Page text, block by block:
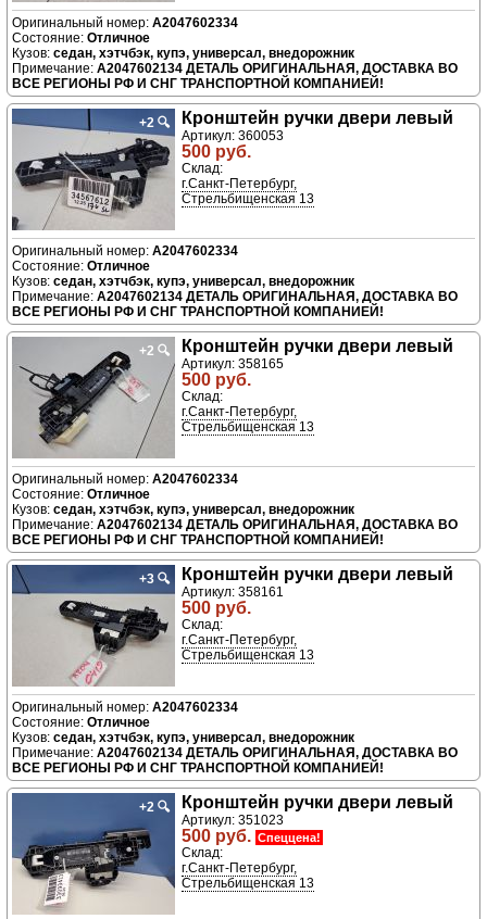
A2047602334
Отличное
седан, хэтчбэк, купэ, универсал, внедорожник
A2047602134 ДЕТАЛЬ ОРИГИНАЛЬНАЯ, ДОСТАВКА ВО
ВСЕ РЕГИОНЫ РФ И СНГ ТРАНСПОРТНОЙ КОМПАНИЕЙ!
+2 🔍 Кронштейн ручки двери левый
Артикул: 360053
500 руб.
Склад:
г.Санкт-Петербург,
Стрельбищенская 13
A2047602334
Отличное
седан, хэтчбэк, купэ, универсал, внедорожник
A2047602134 ДЕТАЛЬ ОРИГИНАЛЬНАЯ, ДОСТАВКА ВО
ВСЕ РЕГИОНЫ РФ И СНГ ТРАНСПОРТНОЙ КОМПАНИЕЙ!
+2 🔍 Кронштейн ручки двери левый
Артикул: 358165
500 руб.
Склад:
г.Санкт-Петербург,
Стрельбищенская 13
A2047602334
Отличное
седан, хэтчбэк, купэ, универсал, внедорожник
A2047602134 ДЕТАЛЬ ОРИГИНАЛЬНАЯ, ДОСТАВКА ВО
ВСЕ РЕГИОНЫ РФ И СНГ ТРАНСПОРТНОЙ КОМПАНИЕЙ!
+3 🔍 Кронштейн ручки двери левый
Артикул: 358161
500 руб.
Склад:
г.Санкт-Петербург,
Стрельбищенская 13
A2047602334
Отличное
седан, хэтчбэк, купэ, универсал, внедорожник
A2047602134 ДЕТАЛЬ ОРИГИНАЛЬНАЯ, ДОСТАВКА ВО
ВСЕ РЕГИОНЫ РФ И СНГ ТРАНСПОРТНОЙ КОМПАНИЕЙ!
+2 🔍 Кронштейн ручки двери левый
Артикул: 351023
500 руб. Спеццена!
Склад:
г.Санкт-Петербург,
Стрельбищенская 13